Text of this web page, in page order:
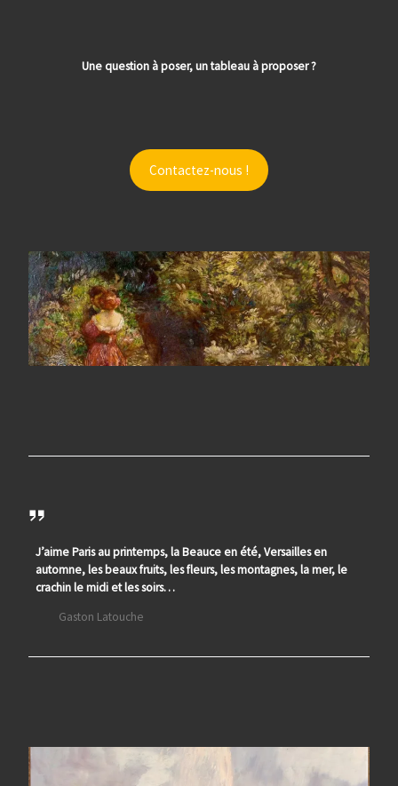
Une question à poser, un tableau à proposer ?
Contactez-nous !
J’aime Paris au printemps, la Beauce en été, Versailles en
automne, les beaux fruits, les fleurs, les montagnes, la mer, le
crachin le midi et les soirs…
Gaston Latouche